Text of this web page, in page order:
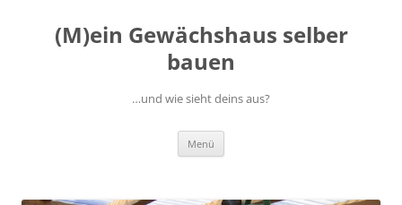
(M)ein Gewächshaus selber
bauen
…und wie sieht deins aus?
Menü